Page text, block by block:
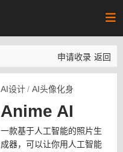
申请收录 返回
AI设计/ AI头像化身
Anime AI
一款基于人工智能的照片生
成器，可以让你用人工智能